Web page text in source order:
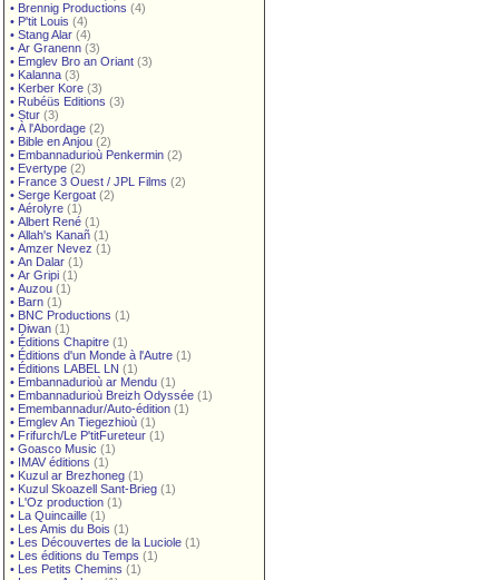
• Brennig Productions (4)
• P'tit Louis (4)
• Stang Alar (4)
• Ar Granenn (3)
• Emglev Bro an Oriant (3)
• Kalanna (3)
• Kerber Kore (3)
• Rubéüs Editions (3)
• Stur (3)
• À l'Abordage (2)
• Bible en Anjou (2)
• Embannadurioù Penkermin (2)
• Evertype (2)
• France 3 Ouest / JPL Films (2)
• Serge Kergoat (2)
• Aérolyre (1)
• Albert René (1)
• Allah's Kanañ (1)
• Amzer Nevez (1)
• An Dalar (1)
• Ar Gripi (1)
• Auzou (1)
• Barn (1)
• BNC Productions (1)
• Diwan (1)
• Éditions Chapitre (1)
• Éditions d'un Monde à l'Autre (1)
• Éditions LABEL LN (1)
• Embannadurioù ar Mendu (1)
• Embannadurioù Breizh Odyssée (1)
• Emembannadur/Auto-édition (1)
• Emglev An Tiegezhioù (1)
• Frifurch/Le P'titFureteur (1)
• Goasco Music (1)
• IMAV éditions (1)
• Kuzul ar Brezhoneg (1)
• Kuzul Skoazell Sant-Brieg (1)
• L'Oz production (1)
• La Quincaille (1)
• Les Amis du Bois (1)
• Les Découvertes de la Luciole (1)
• Les éditions du Temps (1)
• Les Petits Chemins (1)